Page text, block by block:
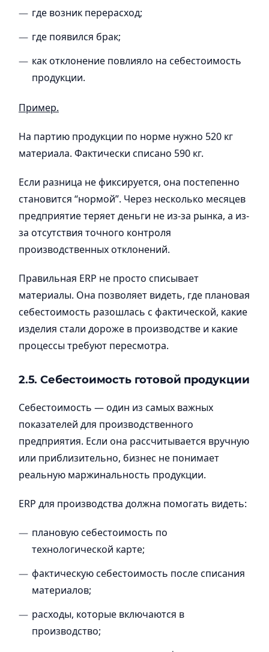
где возник перерасход;
где появился брак;
как отклонение повлияло на себестоимость
продукции.
Пример.
На партию продукции по норме нужно 520 кг
материала. Фактически списано 590 кг.
Если разница не фиксируется, она постепенно
становится “нормой”. Через несколько месяцев
предприятие теряет деньги не из-за рынка, а из-
за отсутствия точного контроля
производственных отклонений.
Правильная ERP не просто списывает
материалы. Она позволяет видеть, где плановая
себестоимость разошлась с фактической, какие
изделия стали дороже в производстве и какие
процессы требуют пересмотра.
2.5. Себестоимость готовой продукции
Себестоимость — один из самых важных
показателей для производственного
предприятия. Если она рассчитывается вручную
или приблизительно, бизнес не понимает
реальную маржинальность продукции.
ERP для производства должна помогать видеть:
плановую себестоимость по
технологической карте;
фактическую себестоимость после списания
материалов;
расходы, которые включаются в
производство;